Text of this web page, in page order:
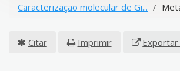
Caracterização molecular de Gi...
Citar Imprimir